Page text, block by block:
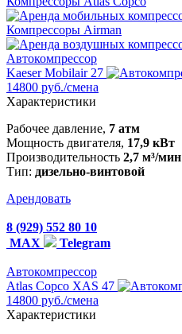
Компрессоры Airman
Автокомпрессор
Kaeser Mobilair 27
14800 руб./смена
Характеристики
Рабочее давление, 7 атм
Мощность двигателя, 17,9 кВт
Производительность 2,7 м³/мин
Тип: дизельно-винтовой
Арендовать
8 (929) 552 80 10
MAX
Telegram
Автокомпрессор
Atlas Copco XAS 47
14800 руб./смена
Характеристики